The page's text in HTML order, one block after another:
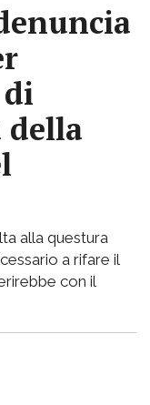
della
alla questura
a rifare il
con il